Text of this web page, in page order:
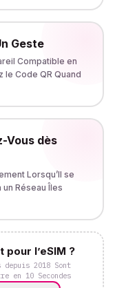
Geste
Compatible en
Code QR Quand
Vous dès
Lorsqu’Il se
Réseau Îles
l’eSIM ?
depuis 2018 Sont
en 10 Secondes